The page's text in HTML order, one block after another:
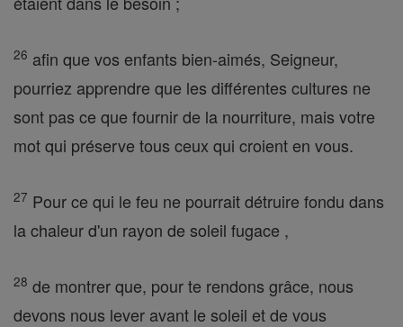
26 afin que vos enfants bien-aimés, Seigneur,
pourriez apprendre que les différentes cultures ne
sont pas ce que fournir de la nourriture, mais votre
mot qui préserve tous ceux qui croient en vous.
27 Pour ce qui le feu ne pourrait détruire fondu dans
la chaleur d'un rayon de soleil fugace ,
28 de montrer que, pour te rendons grâce, nous
devons nous lever avant le soleil et de vous